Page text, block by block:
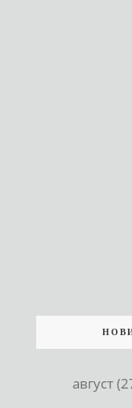
август